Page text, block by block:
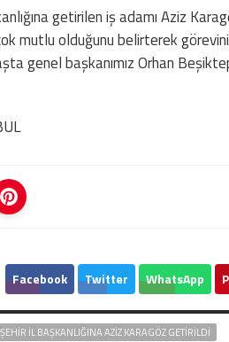
getirilen iş adamı Aziz
mutlu olduğunu belirterek görevini
genel başkanımız Orhan
Facebook Twitter WhatsApp
İL BAŞKANLIĞINA AZIZ KARAGÖZ GETIRILDI